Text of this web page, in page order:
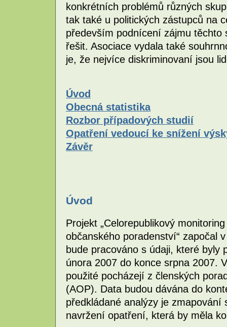
konkrétních problémů různých
tak také u politických zástupců na
především podnícení zájmu těchto
řešit. Asociace vydala také
je, že nejvíce diskriminovaní jsou
Úvod
Obecná statistika
Rozbor případových studií
Opatření vedoucí ke snížení
Závěr
Úvod
Projekt „Celorepublikový
občanského poradenství“ započal
bude pracováno s údaji, které byly
února 2007 do konce srpna 2007.
použité pocházejí z členských
(AOP). Data budou dávána do
předkládané analýzy je zmapování
navržení opatření, která by měla